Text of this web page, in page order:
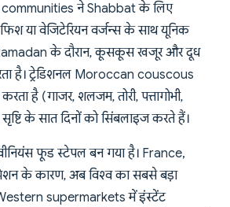
ने Shabbat के लिए
या वेजिटेरियन वर्जन्स के साथ यूनिक
Ramadan के दौरान, कूसकूस खजूर और दूध
है। ट्रेडिशनल Moroccan couscous
है (गाजर, शलजम, तोरी, पत्तागोभी,
सृष्टि के सात दिनों को सिंबलाइज करते हैं।
फूड स्टेपल बन गया है। France,
के कारण, अब विश्व का सबसे बड़ा
supermarkets में इंस्टेंट